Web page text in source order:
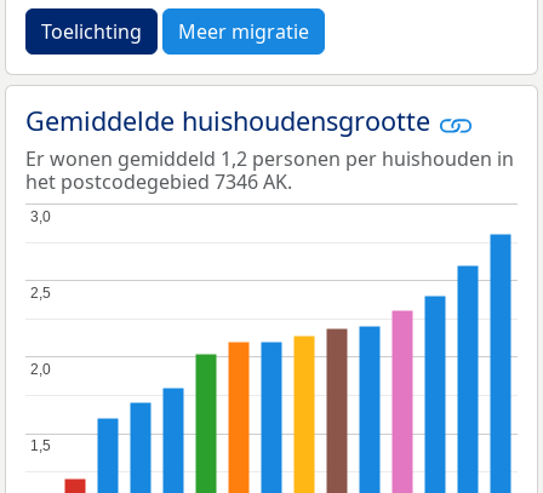
Toelichting Meer migratie
Gemiddelde huishoudensgrootte
Er wonen gemiddeld 1,2 personen per huishouden in
het postcodegebied 7346 AK.
1,5
1,5
2,0
2,0
2,5
2,5
3,0
3,0